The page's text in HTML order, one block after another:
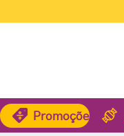
Promoções